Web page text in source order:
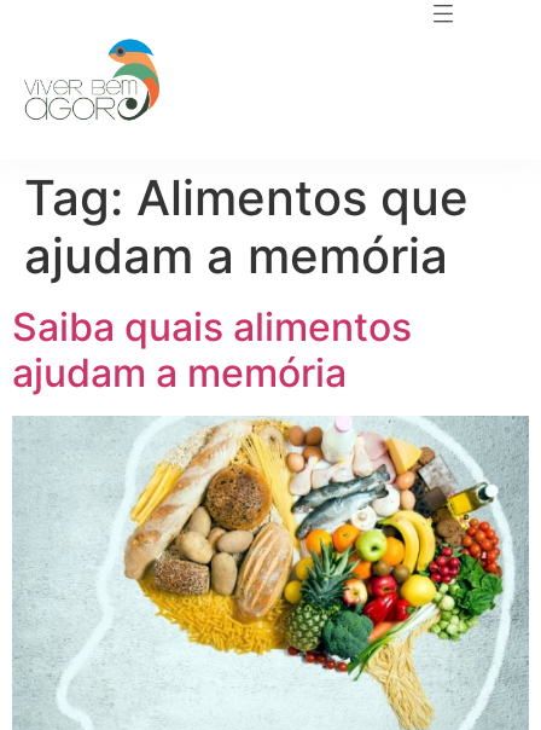
Tag: Alimentos que
ajudam a memória
Saiba quais alimentos
ajudam a memória